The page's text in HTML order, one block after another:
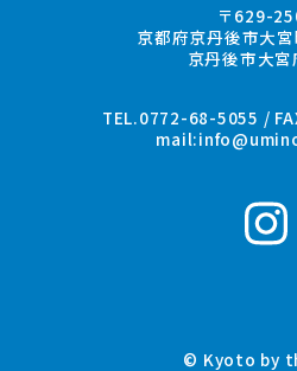
〒629-
京都府京丹後市大
京丹後市大宮
TEL.0772-68-5055 /
mail:
© Kyoto by